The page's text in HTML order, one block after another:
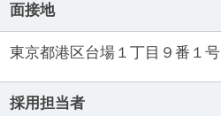
面接地
東京都港区台場１丁目９番１号
採用担当者